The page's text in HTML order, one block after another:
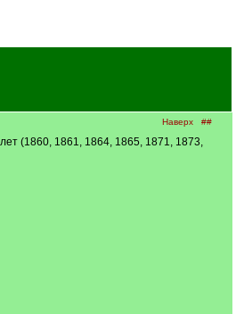
Наверх ##
(1860, 1861, 1864, 1865, 1871, 1873,